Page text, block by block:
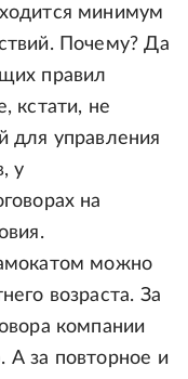
минимум
Почему? Да
правил
кстати, не
для управления
у
на
можно
возраста. За
компании
за повторное и